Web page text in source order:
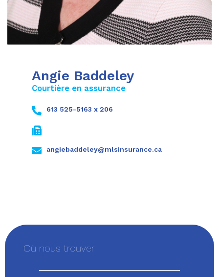
Angie Baddeley
Courtière en assurance
613 525-5163 x 206
angiebaddeley@mlsinsurance.ca
Où nous trouver